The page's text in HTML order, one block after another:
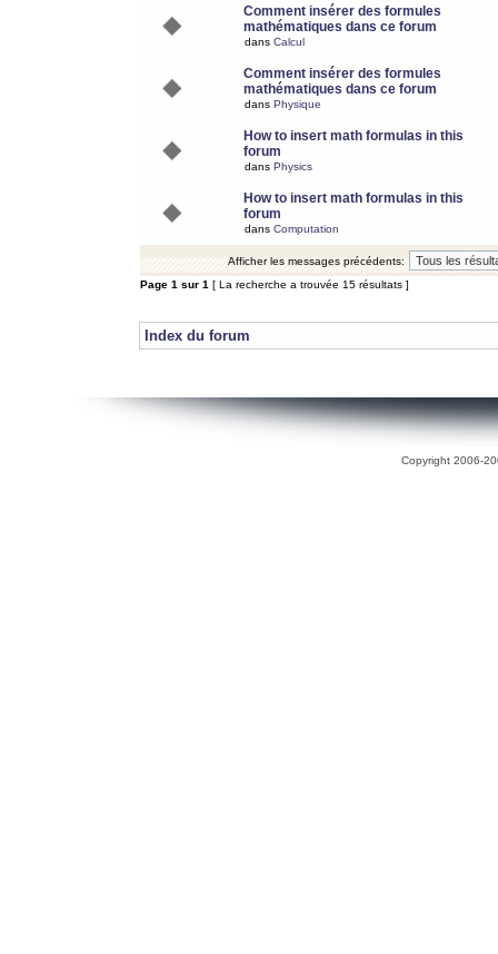
Comment insérer des formules
mathématiques dans ce forum
dans Calcul
Comment insérer des formules
mathématiques dans ce forum
dans Physique
How to insert math formulas in this
forum
dans Physics
How to insert math formulas in this
forum
dans Computation
Afficher les messages précédents:
Page 1 sur 1 [ La recherche a trouvée 15 résultats ]
Index du forum
Copyright 2006-